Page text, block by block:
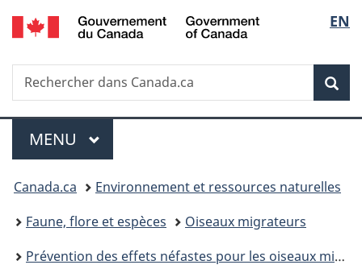
Passer
au
principal
Passer
à
Au
du
Passer
à
version
simplifiée
de
la
EN
Recherche
Rechercher
dans
Menu
MENU PRINCIPAL
Vous
êtes
ici :
Canada.ca
Environnement et ressources naturelles
Faune, flore et espèces
Oiseaux migrateurs
Prévention des effets néfastes pour les oiseaux migrateurs